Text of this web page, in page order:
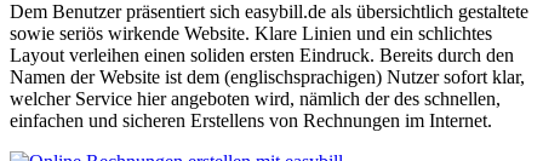
Dem Benutzer präsentiert sich easybill.de als übersichtlich gestaltete
sowie seriös wirkende Website. Klare Linien und ein schlichtes
Layout verleihen einen soliden ersten Eindruck. Bereits durch den
Namen der Website ist dem (englischsprachigen) Nutzer sofort klar,
welcher Service hier angeboten wird, nämlich der des schnellen,
einfachen und sicheren Erstellens von Rechnungen im Internet.